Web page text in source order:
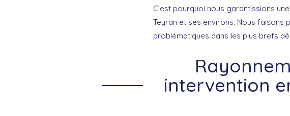
C’est pourquoi nous garantissions
Teyran et ses environs. Nous faisons
problématiques dans les plus brefs
intervention